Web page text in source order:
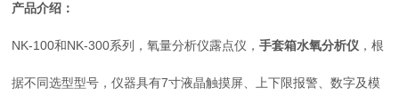
产品介绍：
NK-100和NK-300系列，氧量分析仪露点仪，手套箱水氧分析仪 ，根
据不同选型型号，仪器具有7寸液晶触摸屏、上下限报警、数字及模